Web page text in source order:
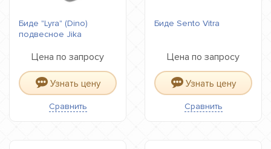
Биде "Lyra" (Dino)
подвесное Jika
Цена по запросу
Узнать цену
Сравнить
Биде Sento Vitra
Цена по запросу
Узнать цену
Сравнить